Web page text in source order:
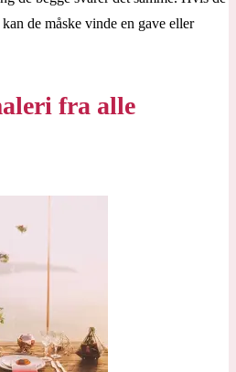
de måske vinde en gave eller
fra alle